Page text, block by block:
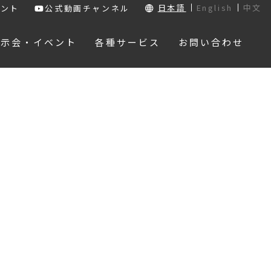
ト 公式動画チャンネル 日本語 English 中文
会・イベント 各種サービス お問い合わせ